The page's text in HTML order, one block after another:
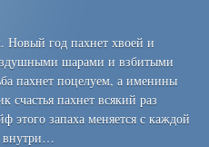
Новый год пахнет хвоей и
шарами и взбитыми
пахнет поцелуем, а именины
счастья пахнет всякий раз
запаха меняется с каждой
внутри…